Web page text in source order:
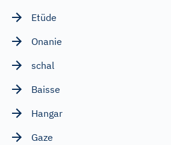
Etüde
Onanie
schal
Baisse
Hangar
Gaze